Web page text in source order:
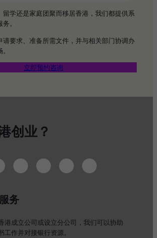
留学还是家庭团聚而移居香港，我们都提供系
。​
请要求、准备所需文件，并与相关部门协调办
立即预约咨询
创业？
务
港成立公司或设立分公司，我们可以协助
工作并对接银行资源。